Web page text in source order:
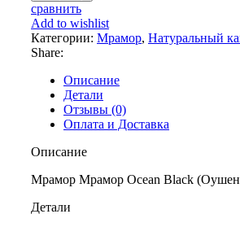
сравнить
Add to wishlist
Категории: Мрамор, Натуральный
Share:
Описание
Детали
Отзывы (0)
Оплата и Доставка
Описание
Мрамор Мрамор Ocean Black
Детали